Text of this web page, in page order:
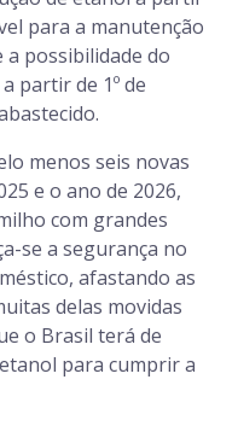
para a manutenção
possibilidade do
partir de 1º de
menos seis novas
e o ano de 2026,
com grandes
se a segurança no
afastando as
delas movidas
o Brasil terá de
para cumprir a